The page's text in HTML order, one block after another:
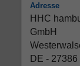
Adresse
HHC
GmbH
DE - 27386